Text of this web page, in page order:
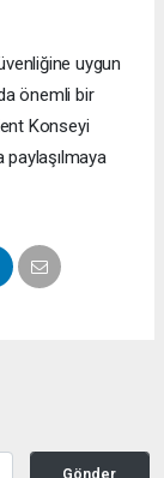
uygun
önemli bir
Konseyi
paylaşılmaya
Gönder